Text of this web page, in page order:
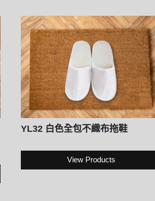
YL32 白色全包不織布拖鞋
View Products